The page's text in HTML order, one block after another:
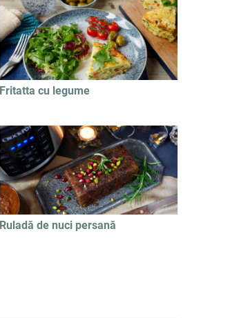
Fritatta cu legume
Ruladă de nuci persană